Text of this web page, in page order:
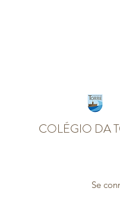
COLÉGIO DA
Se